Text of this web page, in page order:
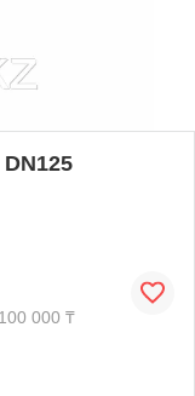
000 ₸